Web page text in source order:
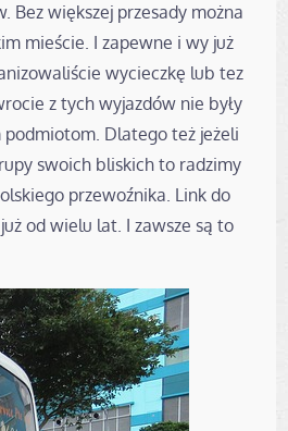
większej przesady można
mieście. I zapewne i wy już
wycieczkę lub tez
z tych wyjazdów nie były
Dlatego też jeżeli
swoich bliskich to radzimy
przewoźnika. Link do
od wielu lat. I zawsze są to